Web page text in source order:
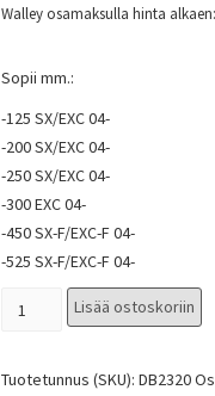
Walley osamaksulla hinta alkaen:
Sopii mm.:
-125 SX/EXC 04-
-200 SX/EXC 04-
-250 SX/EXC 04-
-300 EXC 04-
-450 SX-F/EXC-F 04-
-525 SX-F/EXC-F 04-
Lisää ostoskoriin
Tuotetunnus (SKU): DB2320